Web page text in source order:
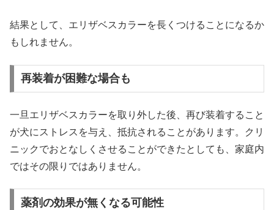
結果として、エリザベスカラーを長くつけることになるか
もしれません。
再装着が困難な場合も
一旦エリザベスカラーを取り外した後、再び装着すること
が犬にストレスを与え、抵抗されることがあります。クリ
ニックでおとなしくさせることができたとしても、家庭内
ではその限りではありません。
薬剤の効果が無くなる可能性